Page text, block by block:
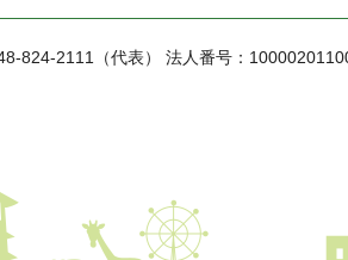
824-2111（代表） 法人番号：